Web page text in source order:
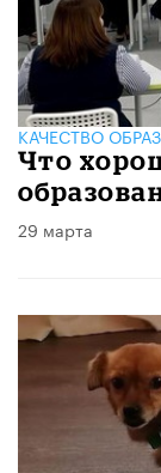
КАЧЕСТВО
Что
29 марта